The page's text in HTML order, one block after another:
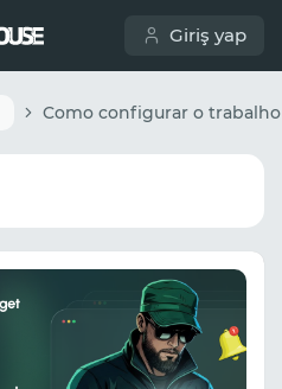
Giriş yap